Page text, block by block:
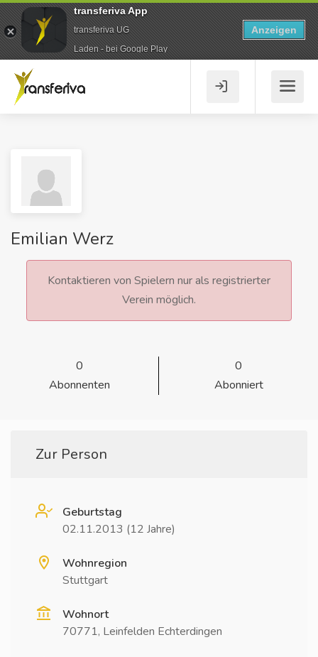
Emilian Werz
Kontaktieren von Spielern nur als registrierter
Verein möglich.
0
Abonnenten
0
Abonniert
Zur Person
Geburtstag
02.11.2013 (12 Jahre)
Wohnregion
Stuttgart
Wohnort
70771, Leinfelden Echterdingen
transferiva App
transferiva UG
Laden - bei Google Play
Anzeigen